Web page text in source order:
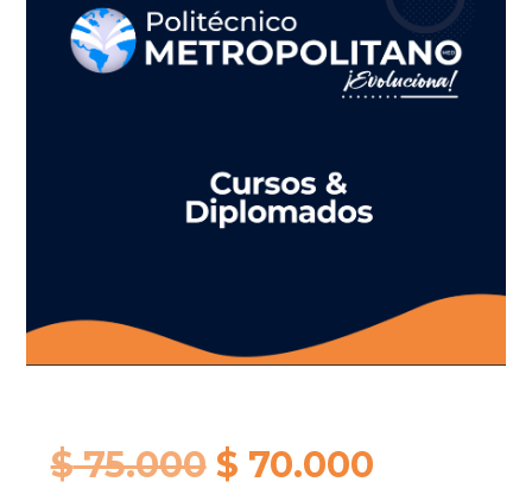
$75.000 Original
$ 70.000Current